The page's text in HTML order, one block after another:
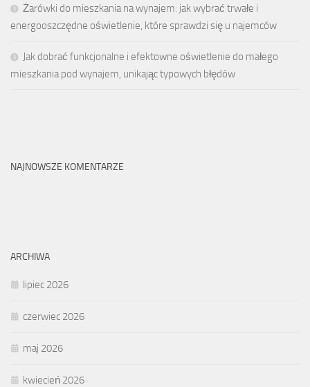
Żarówki do mieszkania na wynajem: jak wybrać trwałe i
energooszczędne oświetlenie, które sprawdzi się u najemców
Jak dobrać funkcjonalne i efektowne oświetlenie do małego
mieszkania pod wynajem, unikając typowych błędów
NAJNOWSZE KOMENTARZE
ARCHIWA
lipiec 2026
czerwiec 2026
maj 2026
kwiecień 2026